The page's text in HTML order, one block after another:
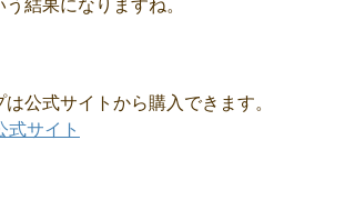
公式サイトから購入できます。
式サイト